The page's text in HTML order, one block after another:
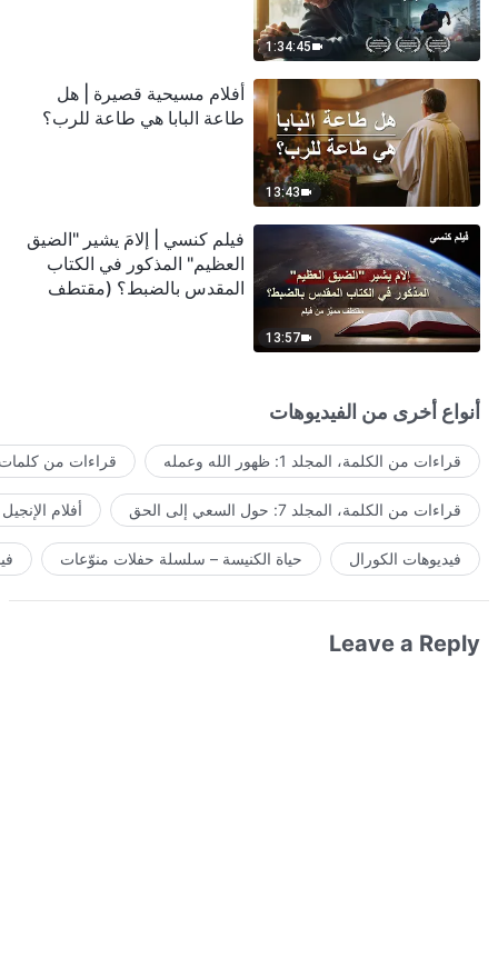
1:34:45
13:43
أفلام مسيحية قصيرة | هل
طاعة البابا هي طاعة للرب؟
13:57
فيلم كنسي | إلامَ يشير "الضيق
العظيم" المذكور في الكتاب
المقدس بالضبط؟ (مقتطف
أنواع أخرى من الفيديوهات
قراءات من الكلمة، المجلد 1: ظهور الله وعمله قراءات من كلمات
قراءات من الكلمة، المجلد 7: حول السعي إلى الحق أفلام الإنجيل
فيديوهات الكورال حياة الكنيسة – سلسلة حفلات منوّعات
Leave a Reply